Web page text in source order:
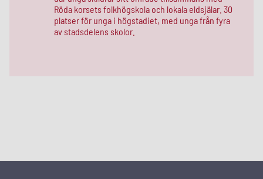
Röda korsets folkhögskola och lokala eldsjälar. 30
platser för unga i högstadiet, med unga från fyra
av stadsdelens skolor.